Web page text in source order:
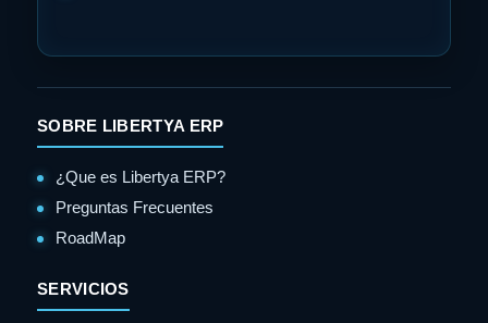
SOBRE LIBERTYA ERP
¿Que es Libertya ERP?
Preguntas Frecuentes
RoadMap
SERVICIOS